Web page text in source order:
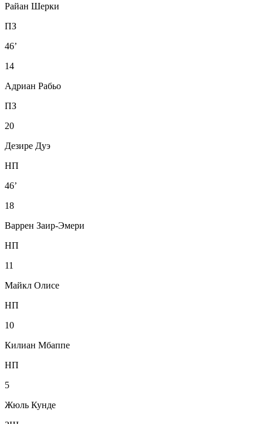
Райан Шерки
ПЗ
46’
14
Адриан Рабьо
ПЗ
20
Дезире Дуэ
НП
46’
18
Варрен Заир-Эмери
НП
11
Майкл Олисе
НП
10
Килиан Мбаппе
НП
5
Жюль Кунде